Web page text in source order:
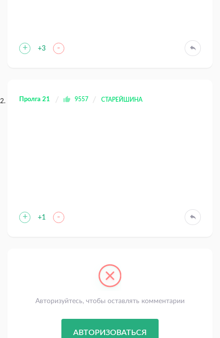
+ +3 -
Пролга 21 9557 СТАРЕЙШИНА
+ +1 -
Авторизуйтесь, чтобы оставлять комментарии
АВТОРИЗОВАТЬСЯ